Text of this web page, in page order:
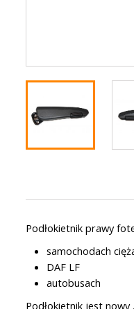
Podłokietnik prawy
samochodach
DAF LF
autobusach
Podłokietnik jest nowy